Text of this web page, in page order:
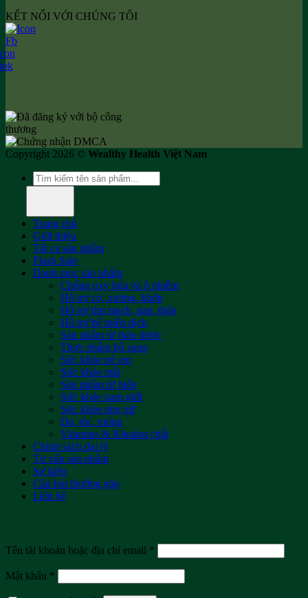
KẾT NỐI VỚI CHÚNG TÔI
Copyright 2026 © Wealthy Health Việt Nam
Tìm
kiếm:
Trang chủ
Giới thiệu
Tất cả sản phẩm
Flash Sale
Danh mục sản phẩm
Chống oxy hóa và ô nhiễm
Hỗ trợ cơ, xương, khớp
Hỗ trợ tim mạch, gan, thận
Hỗ trợ hệ miễn dịch
Sản phẩm từ thảo dược
Thực phẩm bổ sung
Sức khỏe trẻ em
Sức khỏe mắt
Sản phẩm từ biển
Sức khỏe nam giới
Sức khỏe phụ nữ
Da, tóc, móng
Vitamins & Khoáng chất
Chính sách đại lý
Tư vấn sản phẩm
Sự kiện
Câu hỏi thường gặp
Liên hệ
Tên tài khoản hoặc địa chỉ email *
Mật khẩu *